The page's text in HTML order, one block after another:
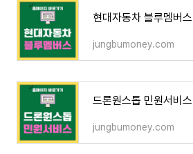
현대자동차 블루멤버
jungbumoney.com
jungbumoney.com